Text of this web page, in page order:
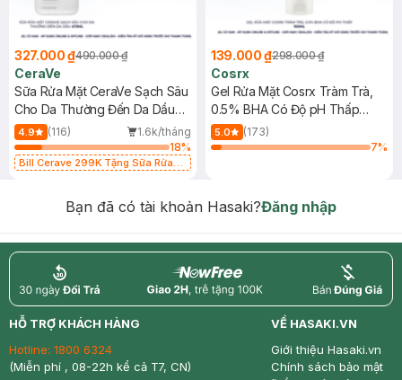
327.000 ₫490.000 ₫
CeraVe
Sữa Rửa Mặt CeraVe Sạch Sâu
Cho Da Thường Đến Da Dầu
473ml
4.9 (116)
1.6k/tháng
18%
Bill Cerave 299K Tặng Sữa Rửa
139.000 ₫298.000 ₫
Cosrx
Gel Rửa Mặt Cosrx Tràm Trà,
0.5% BHA Có Độ pH Thấp
150ml
5.0
(173)
7%
Bạn đã có tài khoản Hasaki?Đăng nhập
return nowfree price
HỖ TRỢ KHÁCH HÀNG
Hotline: 1800 6324
(Miễn phí , 08-22h kể cả T7, CN)
VỀ HASAKI.VN
Giới thiệu Hasaki.vn
Chính sách bảo mật